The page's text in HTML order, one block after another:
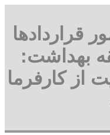
قراردادها
بهداشت:
از کارفرما